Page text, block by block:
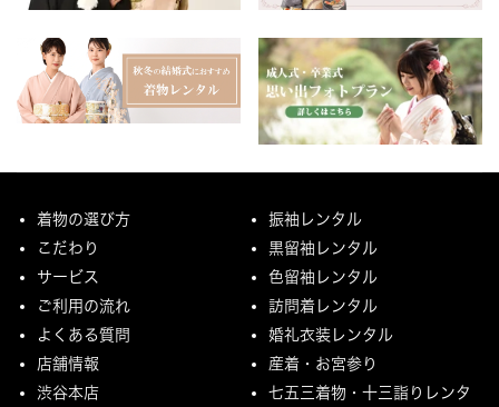
着物の選び方
こだわり
サービス
ご利用の流れ
よくある質問
店舗情報
渋谷本店
振袖レンタル
黒留袖レンタル
色留袖レンタル
訪問着レンタル
婚礼衣装レンタル
産着・お宮参り
七五三着物・十三詣りレンタ